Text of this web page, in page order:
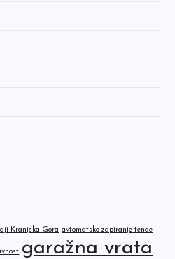
Kranjska Gora avtomatsko zapiranje tende
garažna vrata